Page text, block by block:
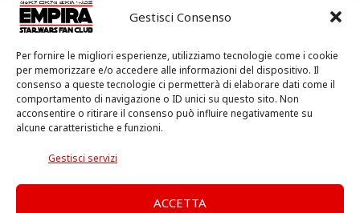
Gestisci Consenso
Per fornire le migliori esperienze, utilizziamo tecnologie come i cookie
per memorizzare e/o accedere alle informazioni del dispositivo. Il
consenso a queste tecnologie ci permetterà di elaborare dati come il
comportamento di navigazione o ID unici su questo sito. Non
acconsentire o ritirare il consenso può influire negativamente su
alcune caratteristiche e funzioni.
Gestisci servizi
ACCETTA
Condizioni di Utilizzo
Privacy
I
l
m
i
c
o
c/o Centro MIR – 48124 Ravenna (RA) – C.F. 92094130397